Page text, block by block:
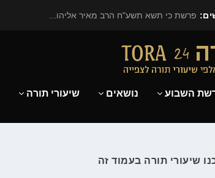
פרשת כי תשא תשע"ח הרב מאיר אליהו...
השבוע נושאים שיעורי תורה
שיעורי תורה בעמוד זה